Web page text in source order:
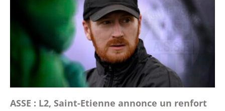
ASSE : L2, Saint-Etienne annonce un renfort